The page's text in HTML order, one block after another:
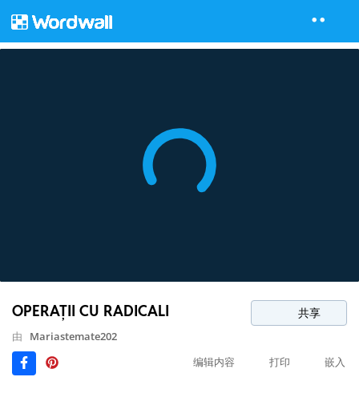
OPERAȚII CU RADICALI 共享
由
Mariastemate202
编辑内容
打印 嵌入